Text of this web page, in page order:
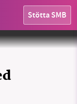
Stötta SMB
Foto:Norweigan